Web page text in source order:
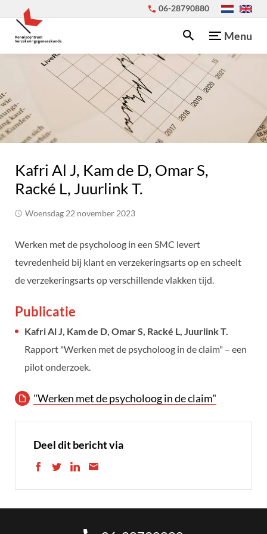
06-28790880
Menu
Kafri Al J, Kam de D, Omar S,
Racké L, Juurlink T.
woensdag 22 november 2023
Werken met de psycholoog in een SMC levert
tevredenheid bij klant en verzekeringsarts op en scheelt
de verzekeringsarts op verschillende vlakken tijd.
Publicatie
Kafri Al J, Kam de D, Omar S, Racké L, Juurlink T.
Rapport "Werken met de psycholoog in de claim" – een
pilot onderzoek.
"Werken met de psycholoog in de claim"
Deel dit bericht via